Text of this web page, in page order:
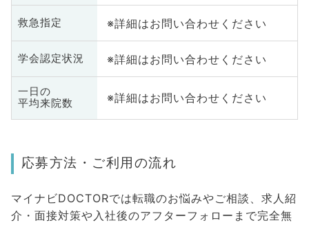
救急指定 ※詳細はお問い合わせください
学会認定状況 ※詳細はお問い合わせください
一日の
平均来院数
※詳細はお問い合わせください
応募方法・ご利用の流れ
マイナビDOCTORでは転職のお悩みやご相談、求人紹
介・面接対策や入社後のアフターフォローまで完全無